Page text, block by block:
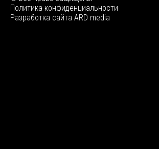
Политика конфиденциальности
Разработка сайта ARD media